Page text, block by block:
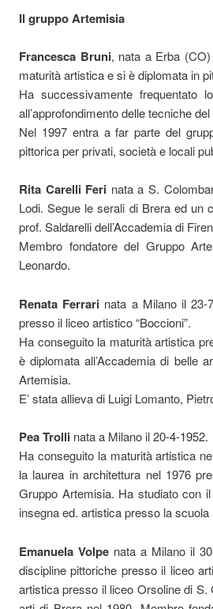
Il gruppo Artemisia
Francesca Bruni, nata a Erba
maturità artistica e si è diplomata in
Ha successivamente frequentato
all’approfondimento delle tecniche
Nel 1997 entra a far parte del
pittorica per privati, società e locali
Rita Carelli Feri nata a S.
Lodi. Segue le serali di Brera ed un
prof. Saldarelli dell’Accademia di
Membro fondatore del Gruppo
Leonardo.
Renata Ferrari nata a Milano il 23-
presso il liceo artistico “Boccioni”.
Ha conseguito la maturità artistica
è diplomata all’Accademia di belle
Artemisia.
E’ stata allieva di Luigi Lomanto,
Pea Trolli nata a Milano il 20-4-1952.
Ha conseguito la maturità artistica
la laurea in architettura nel 1976
Gruppo Artemisia. Ha studiato con
insegna ed. artistica presso la scuola
Emanuela Volpe nata a Milano il
discipline pittoriche presso il liceo
artistica presso il liceo Orsoline di S.